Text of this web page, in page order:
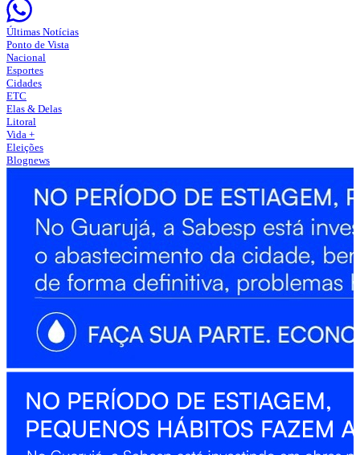
Últimas Notícias
Ponto de Vista
Nacional
Esportes
Cidades
ETC
Elas & Delas
Litoral
Vida +
Eleições
Blognews